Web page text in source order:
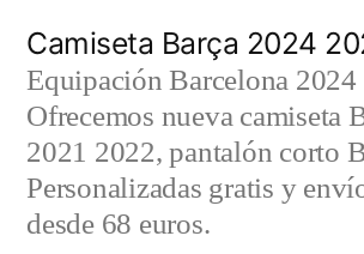
contenido
Camiseta Barça 2024
Equipación Barcelona
Ofrecemos nueva camiseta
2021 2022, pantalón corto
Personalizadas gratis y
desde 68 euros.